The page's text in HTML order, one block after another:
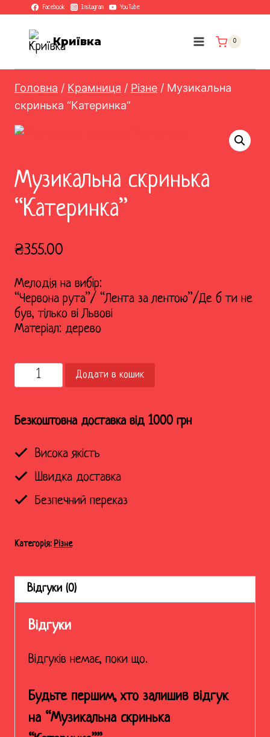
Перейти
вмісту
Facebook Instagram YouTube
Криївка 0
Головна / Крамниця / Різне / Музикальна
скринька “Катеринка”
Музикальна скринька
“Катеринка”
₴355.00
Мелодія на вибір:
“Червона рута”/ “Лента за лентою”/Де б ти не
був, тілько ві Львові
Матеріал: дерево
Музикальна
скринька
кількість
Додати в кошик
Безкоштовна доставка від 1000 грн
Висока якість
Швидка доставка
Безпечний переказ
Категорія:Різне
Відгуки (0)
Відгуки
Відгуків немає, поки що.
Будьте першим, хто залишив відгук
на “Музикальна скринька